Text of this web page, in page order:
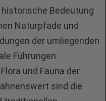
Bedeutung
Naturpfade und
der umliegenden
Führungen
und Fauna der
sind die